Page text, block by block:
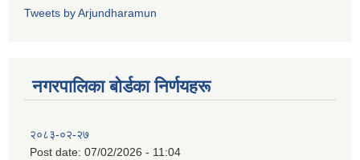
Tweets by Arjundharamun
नगरपालिका बाेर्डका निर्णयहरू
२०८३-०२-२७
Post date: 07/02/2026 - 11:04